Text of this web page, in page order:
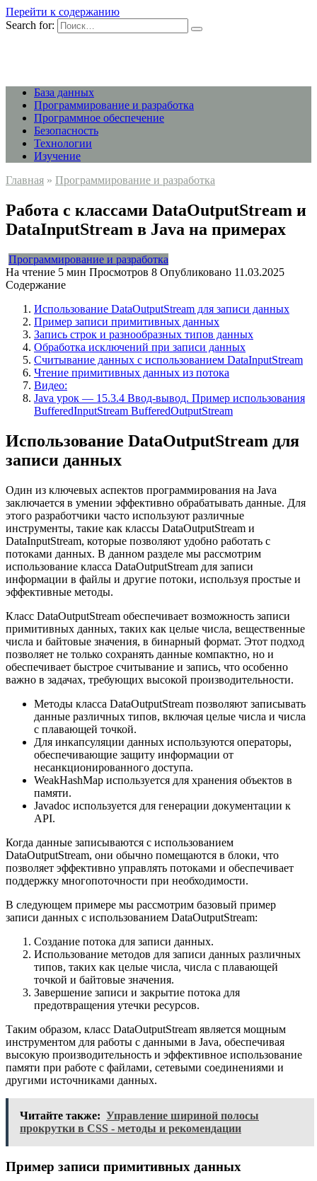
Перейти к содержанию
Search for:
База данных
Программирование и разработка
Программное обеспечение
Безопасность
Технологии
Изучение
Главная » Программирование и разработка
Работа с классами DataOutputStream и
DataInputStream в Java на примерах
Программирование и разработка
На чтение 5 мин Просмотров 8 Опубликовано 11.03.2025
Содержание
Использование DataOutputStream для записи данных
Пример записи примитивных данных
Запись строк и разнообразных типов данных
Обработка исключений при записи данных
Считывание данных с использованием DataInputStream
Чтение примитивных данных из потока
Видео:
Java урок — 15.3.4 Ввод-вывод. Пример использования
BufferedInputStream BufferedOutputStream
Использование DataOutputStream для
записи данных
Один из ключевых аспектов программирования на Java
заключается в умении эффективно обрабатывать данные. Для
этого разработчики часто используют различные
инструменты, такие как классы DataOutputStream и
DataInputStream, которые позволяют удобно работать с
потоками данных. В данном разделе мы рассмотрим
использование класса DataOutputStream для записи
информации в файлы и другие потоки, используя простые и
эффективные методы.
Класс DataOutputStream обеспечивает возможность записи
примитивных данных, таких как целые числа, вещественные
числа и байтовые значения, в бинарный формат. Этот подход
позволяет не только сохранять данные компактно, но и
обеспечивает быстрое считывание и запись, что особенно
важно в задачах, требующих высокой производительности.
Методы класса DataOutputStream позволяют записывать
данные различных типов, включая целые числа и числа
с плавающей точкой.
Для инкапсуляции данных используются операторы,
обеспечивающие защиту информации от
несанкционированного доступа.
WeakHashMap используется для хранения объектов в
памяти.
Javadoc используется для генерации документации к
API.
Когда данные записываются с использованием
DataOutputStream, они обычно помещаются в блоки, что
позволяет эффективно управлять потоками и обеспечивает
поддержку многопоточности при необходимости.
В следующем примере мы рассмотрим базовый пример
записи данных с использованием DataOutputStream:
Создание потока для записи данных.
Использование методов для записи данных различных
типов, таких как целые числа, числа с плавающей
точкой и байтовые значения.
Завершение записи и закрытие потока для
предотвращения утечки ресурсов.
Таким образом, класс DataOutputStream является мощным
инструментом для работы с данными в Java, обеспечивая
высокую производительность и эффективное использование
памяти при работе с файлами, сетевыми соединениями и
другими источниками данных.
Читайте также: Управление шириной полосы
прокрутки в CSS - методы и рекомендации
Пример записи примитивных данных